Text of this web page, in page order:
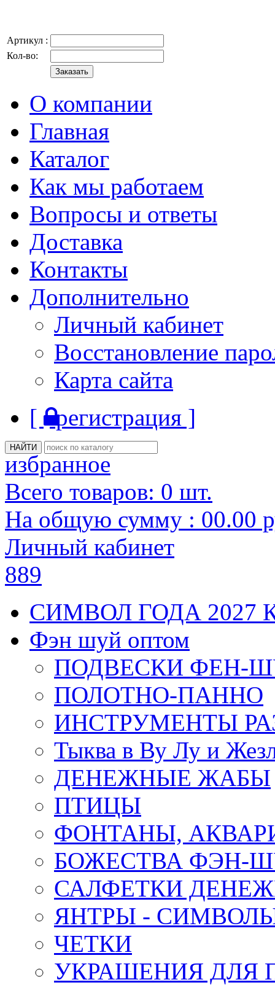
Артикул :
Кол-во:
О компании
Главная
Каталог
Как мы работаем
Вопросы и ответы
Доставка
Контакты
Дополнительно
Личный кабинет
Восстановление
Карта сайта
[ регистрация ]
избранное
Всего товаров: 0 шт.
На общую сумму : 00.00
Личный кабинет
889
СИМВОЛ ГОДА 2027
Фэн шуй оптом
ПОДВЕСКИ ФЕН-
ПОЛОТНО-ПАННО
ИНСТРУМЕНТЫ
Тыква в Ву Лу и
ДЕНЕЖНЫЕ ЖАБЫ
ПТИЦЫ
ФОНТАНЫ,
БОЖЕСТВА ФЭН-
САЛФЕТКИ
ЯНТРЫ -
ЧЕТКИ
УКРАШЕНИЯ ДЛЯ